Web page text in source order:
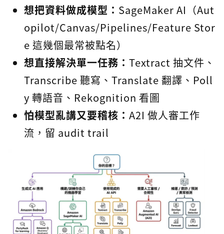
想把資料做成模型： SageMaker AI（Aut
opilot/Canvas/Pipelines/Feature Stor
e 這幾個最常被點名）
想直接解決單一任務： Textract 抽文件、
Transcribe 聽寫、Translate 翻譯、Poll
y 轉語音、Rekognition 看圖
怕模型亂講又要稽核： A2I 做人審工作
流，留 audit trail